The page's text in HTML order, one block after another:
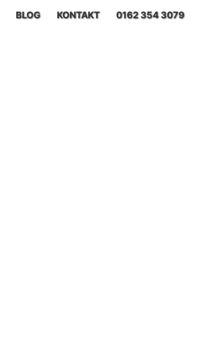
BLOG KONTAKT 0162 354 3079